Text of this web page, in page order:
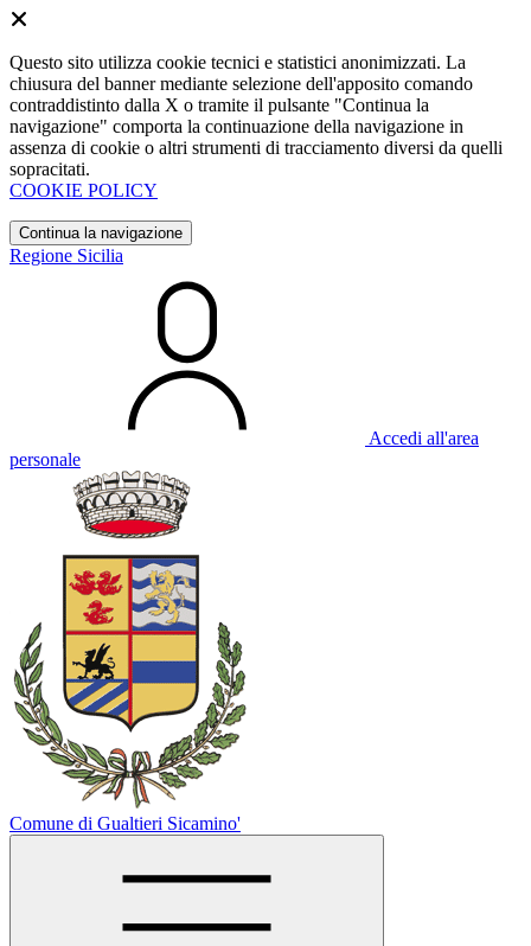
Questo sito utilizza cookie tecnici e statistici anonimizzati. La
chiusura del banner mediante selezione dell'apposito comando
contraddistinto dalla X o tramite il pulsante "Continua la
navigazione" comporta la continuazione della navigazione in
assenza di cookie o altri strumenti di tracciamento diversi da quelli
sopracitati.
COOKIE POLICY
Continua la navigazione
Regione Sicilia
Accedi all'area
personale
Comune di Gualtieri Sicamino'